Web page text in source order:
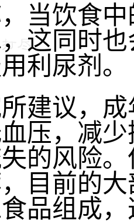
当饮食
这同时
利尿剂。
建议，
压，减
的风险
目前的
品组成